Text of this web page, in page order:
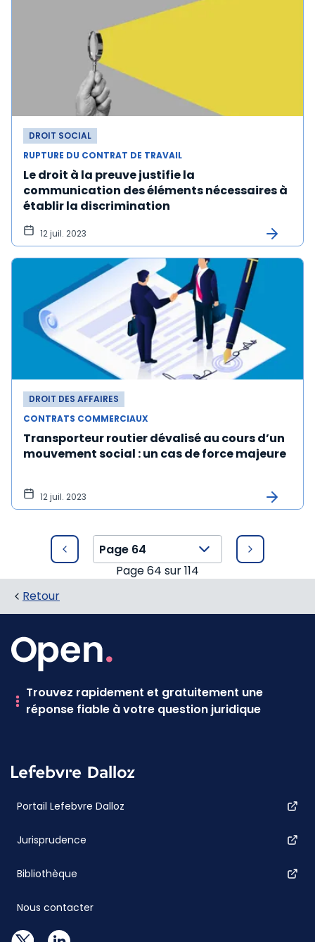
DROIT SOCIAL
RUPTURE DU CONTRAT DE TRAVAIL
Le droit à la preuve justifie la
communication des éléments nécessaires à
établir la discrimination
12 juil. 2023
DROIT DES AFFAIRES
CONTRATS COMMERCIAUX
Transporteur routier dévalisé au cours d’un
mouvement social : un cas de force majeure
12 juil. 2023
Page64 sur114
Retour
Trouvez rapidement et gratuitement une
réponse fiable à votre question juridique
Portail Lefebvre Dalloz
Jurisprudence
Bibliothèque
Nous contacter